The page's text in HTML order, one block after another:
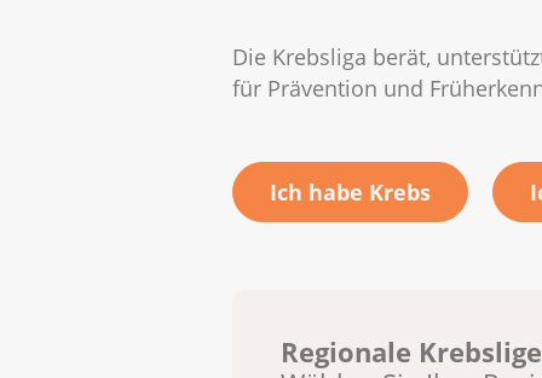
Die Krebsliga berät,
für Prävention und
Ich habe Krebs
Regionale